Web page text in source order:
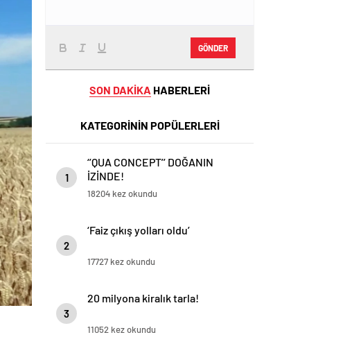
GÖNDER
SON DAKİKA HABERLERİ
KATEGORİNİN POPÜLERLERİ
1
‘’QUA CONCEPT’’ DOĞANIN
İZİNDE!
18204 kez okundu
2
‘Faiz çıkış yolları oldu’
17727 kez okundu
3
20 milyona kiralık tarla!
11052 kez okundu